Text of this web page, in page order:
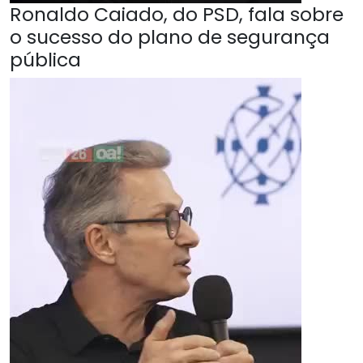
Ronaldo Caiado, do PSD, fala sobre
o sucesso do plano de segurança
pública